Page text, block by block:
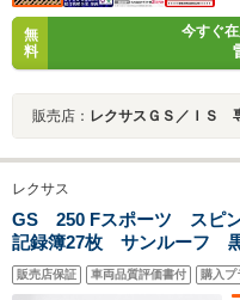
無
料
今すぐ
販売店： レクサスＧＳ／ＩＳ 専門店 Ｃ
レクサス
GS 250 Fスポーツ スピ
記録簿27枚 サンルーフ
ティ レーダークルーズ
ト タイヤ8ミリ クリアラ
販売店保証 車両品質評価書付 購入プ